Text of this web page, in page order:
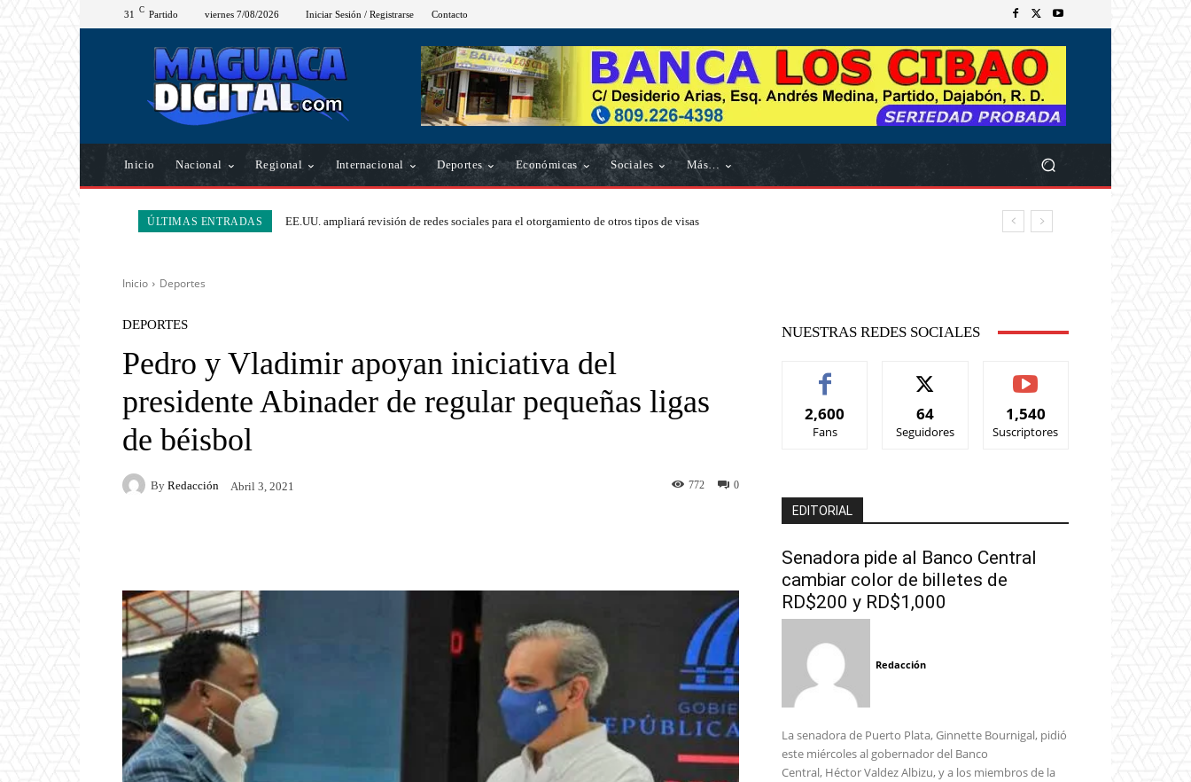
31 C Partido viernes 7/08/2026 Iniciar Sesión / Registrarse Contacto
Inicio Nacional Regional Internacional Deportes Económicas Sociales Más…
ÚLTIMAS ENTRADAS EE.UU. ampliará revisión de redes sociales para el otorgamiento de otros tipos de visas
Inicio Deportes
DEPORTES
Pedro y Vladimir apoyan iniciativa del
presidente Abinader de regular pequeñas ligas
de béisbol
By Redacción Abril 3, 2021 0
772
NUESTRAS REDES SOCIALES
2,600
Fans
64
Seguidores
1,540
Suscriptores
EDITORIAL
Senadora pide al Banco Central
cambiar color de billetes de
RD$200 y RD$1,000
Redacción
La senadora de Puerto Plata, Ginnette Bournigal, pidió
este miércoles al gobernador del Banco
Central, Héctor Valdez Albizu, y a los miembros de la